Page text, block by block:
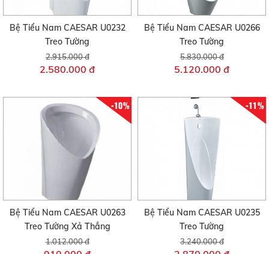
Bệ Tiểu Nam CAESAR U0232
Treo Tường
2.915.000 đ
2.580.000 đ
Bệ Tiểu Nam CAESAR U0266
Treo Tường
5.830.000 đ
5.120.000 đ
-10%
Bệ Tiểu Nam CAESAR U0263
Treo Tường Xả Thẳng
1.012.000 đ
-11%
Bệ Tiểu Nam CAESAR U0235
Treo Tường
3.240.000 đ